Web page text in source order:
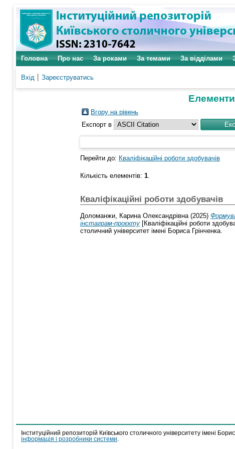
Головна Про нас За роками За темами За відділами
Вхід Зареєструватись
Вгору на рівень
Експорт в
Перейти до: Кваліфікаційні роботи здобувачів
Кількість елементів: 1.
Кваліфікаційні роботи здобувачів
Доломанжи, Карина Олександрівна (2025)
інстаграм-проєкту [Кваліфікаційні роботи
столичний університет імені Бориса Грінченка.
Інституційний репозиторій Київського столичного університету імені
інформація і розробники системи